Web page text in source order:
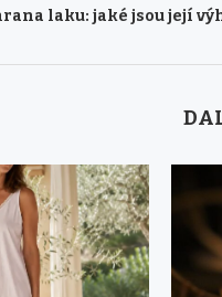
laku: jaké jsou její